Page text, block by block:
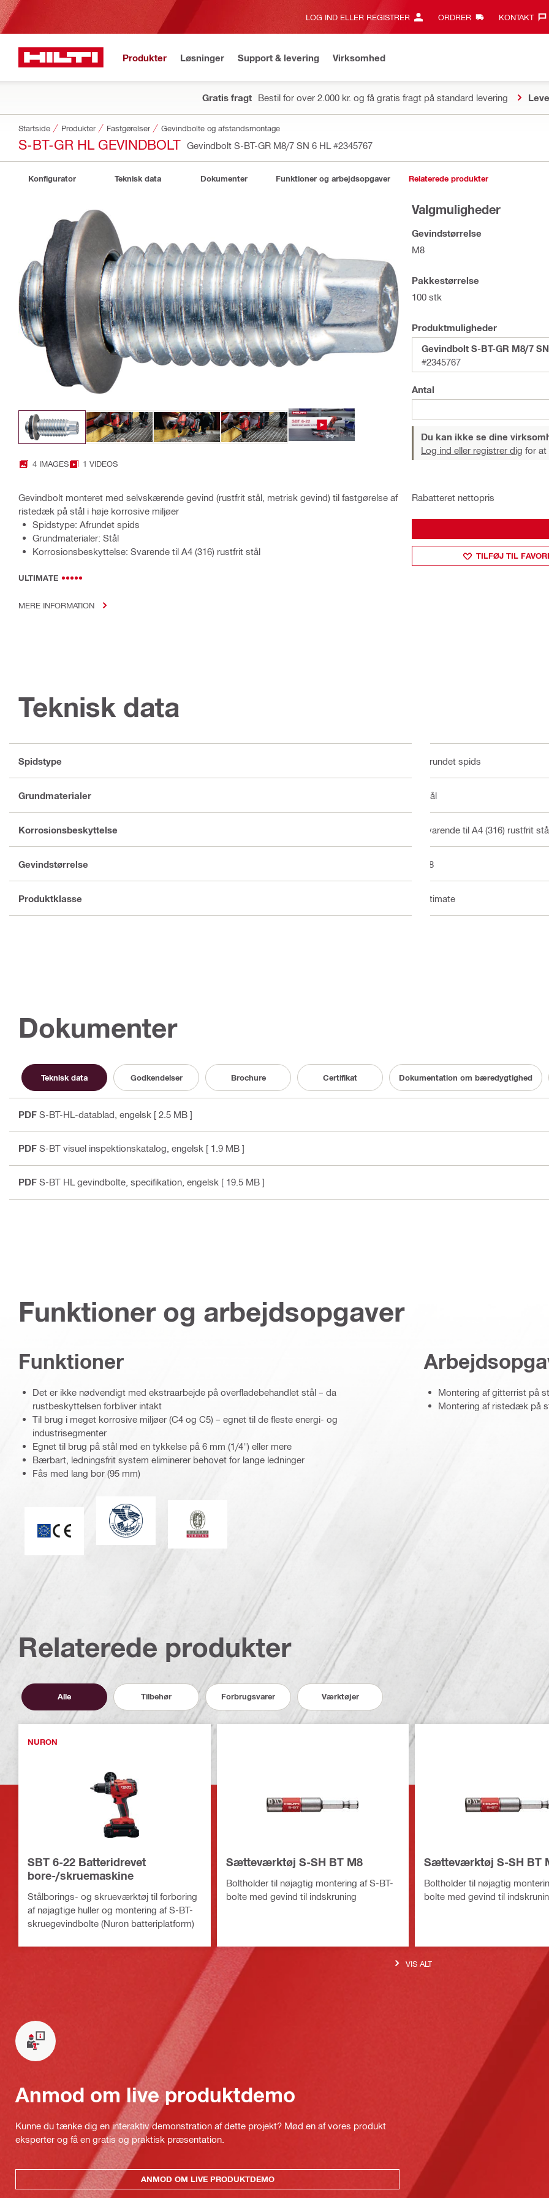
LOG IND ELLER REGISTRER ORDRER KONTAKT‎
Produkter Løsninger Support & levering Virksomhed
Gratis fragt Bestil for over 2.000 kr. og få gratis fragt på standard levering
Startside Produkter Fastgørelser Gevindbolte og afstandsmontage
S-BT-GR HL GEVINDBOLT Gevindbolt S-BT-GR M8/7 SN 6 HL #2345767
Konfigurator Teknisk data Dokumenter Funktioner og arbejdsopgaver Relaterede produkter
4 IMAGES 1 VIDEOS
Gevindbolt monteret med selvskærende gevind (rustfrit stål, metrisk gevind) til fastgørelse af
ristedæk på stål i høje korrosive miljøer
Spidstype: Afrundet spids
Grundmaterialer: Stål
Korrosionsbeskyttelse: Svarende til A4 (316) rustfrit stål
ULTIMATE
MERE INFORMATION
Valgmuligheder
Gevindstørrelse
M8
Pakkestørrelse
100 stk
Produktmuligheder
Gevindbolt S-BT-GR M8/7
#2345767
Antal
Du kan ikke se dine
Log ind eller registrer dig for at
Rabatteret nettopris
TILFØJ TIL
Teknisk data
Spidstype Afrundet spids
Grundmaterialer Stål
Korrosionsbeskyttelse Svarende til A4 (316) rustfrit
Gevindstørrelse M8
Produktklasse Ultimate
Dokumenter
Teknisk data Godkendelser Brochure Certifikat Dokumentation om bæredygtighed
PDF S-BT-HL-datablad , engelsk [ 2.5 MB ]
PDF S-BT visuel inspektionskatalog , engelsk [ 1.9 MB ]
PDF S-BT HL gevindbolte, specifikation , engelsk [ 19.5 MB ]
Funktioner og arbejdsopgaver
Funktioner
Det er ikke nødvendigt med ekstraarbejde på overfladebehandlet stål – da
rustbeskyttelsen forbliver intakt
Til brug i meget korrosive miljøer (C4 og C5) – egnet til de fleste energi- og
industrisegmenter
Egnet til brug på stål med en tykkelse på 6 mm (1/4") eller mere
Bærbart, ledningsfrit system eliminerer behovet for lange ledninger
Fås med lang bor (95 mm)
American Bureau of Shipping
Bureau Veritas
Montering af gitterrist på
Montering af ristedæk på
Relaterede produkter
Alle Tilbehør Forbrugsvarer Værktøjer
NURON
SBT 6-22 Batteridrevet
bore-/skruemaskine
Stålborings- og skrueværktøj til forboring
af nøjagtige huller og montering af S-BT-
skruegevindbolte (Nuron batteriplatform)
Sætteværktøj S-SH BT M8
Boltholder til nøjagtig montering af S-BT-
bolte med gevind til indskruning
Sætteværktøj S-SH BT
Boltholder til nøjagtig
bolte med gevind til
VIS ALT
Anmod om live produktdemo
Kunne du tænke dig en interaktiv demonstration af dette projekt? Mød en af vores produkt
eksperter og få en gratis og praktisk præsentation.
ANMOD OM LIVE PRODUKTDEMO